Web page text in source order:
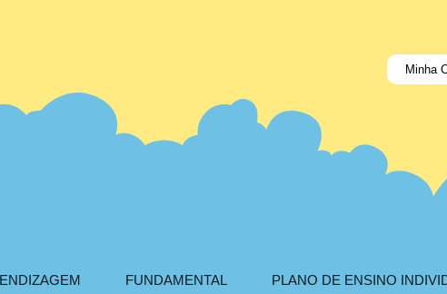
Minha
FUNDAMENTAL PLANO DE ENSINO